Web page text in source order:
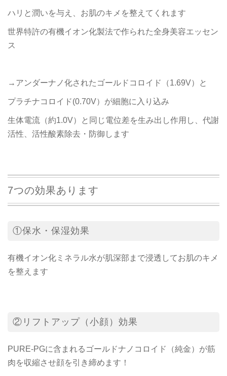
ハリと潤いを与え、お肌のキメを整えてくれます
世界特許の有機イオン化製法で作られた全身美容エッセン
ス
→アンダーナノ化されたゴールドコロイド（1.69V）と
プラチナコロイド(0.70V）が細胞に入り込み
生体電流（約1.0V）と同じ電位差を生み出し作用し、代謝
活性、活性酸素除去・防御します
7つの効果あります
①保水・保湿効果
有機イオン化ミネラル水が肌深部まで浸透してお肌のキメ
を整えます
②リフトアップ（小顔）効果
PURE-PGに含まれるゴールドナノコロイド（純金）が筋
肉を収縮させ顔を引き締めます！